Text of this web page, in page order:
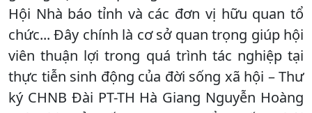
Hội Nhà báo tỉnh và các đơn vị hữu quan tổ
chức... Đây chính là cơ sở quan trọng giúp hội
viên thuận lợi trong quá trình tác nghiệp tại
thực tiễn sinh động của đời sống xã hội – Thư
ký CHNB Đài PT-TH Hà Giang Nguyễn Hoàng